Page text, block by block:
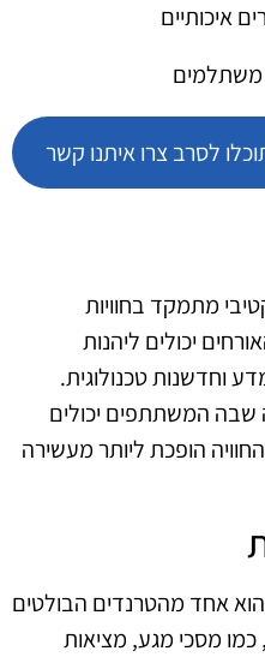
איכותיים
משתלמים
לסרב צרו איתנו קשר
מתמקד בחוויות
יכולים ליהנות
וחדשנות טכנולוגית.
שבה המשתתפים יכולים
הופכת ליותר מעשירה
אחד מהטרנדים הבולטים
כמו מסכי מגע, מציאות